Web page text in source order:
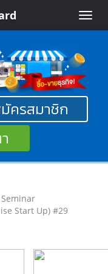
Toggle
ครสมาชิก
Start Up) #29